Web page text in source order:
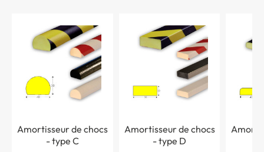
Amortisseur de chocs
- type C
Amortisseur de chocs
- type D